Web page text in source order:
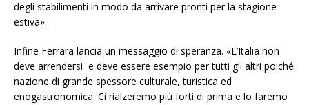
degli stabilimenti in modo da arrivare pronti per la stagione
estiva».
Infine Ferrara lancia un messaggio di speranza. «L’Italia non
deve arrendersi e deve essere esempio per tutti gli altri poiché
nazione di grande spessore culturale, turistica ed
enogastronomica. Ci rialzeremo più forti di prima e lo faremo